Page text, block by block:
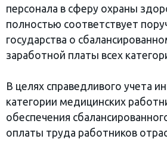
персонала в сферу охраны
полностью соответствует
государства о
заработной платы всех
В целях справедливого учета
категории медицинских
обеспечения
оплаты труда работников